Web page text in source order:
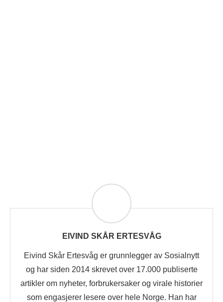
EIVIND SKÅR ERTESVÅG
Eivind Skår Ertesvåg er grunnlegger av Sosialnytt
og har siden 2014 skrevet over 17.000 publiserte
artikler om nyheter, forbrukersaker og virale historier
som engasjerer lesere over hele Norge. Han har